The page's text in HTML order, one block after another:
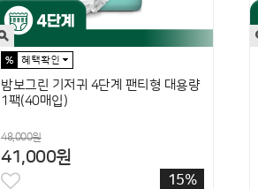
밤보그린 기저귀 4단계 팬티형 대용량
1팩(40매입)
48,000원
41,000원
15%